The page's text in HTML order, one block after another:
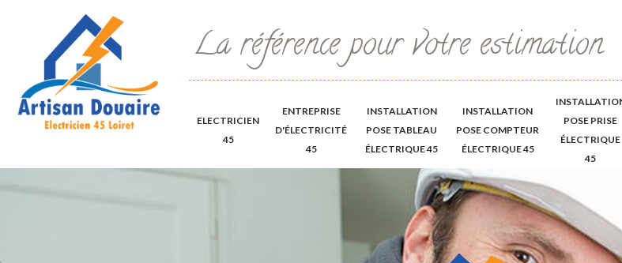
La référence pour votre estimation
ELECTRICIEN
45
ENTREPRISE
D'ÉLECTRICITÉ
45
INSTALLATION
POSE TABLEAU
ÉLECTRIQUE 45
INSTALLATION
POSE COMPTEUR
ÉLECTRIQUE 45
POSE PRISE
ÉLECTRIQUE
45